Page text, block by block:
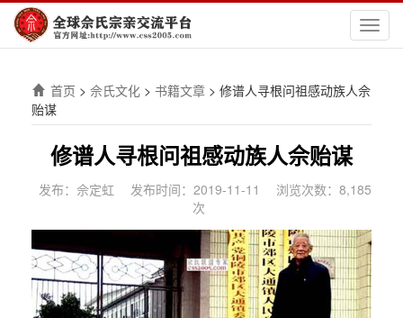
切
换
首页 > 佘氏文化 > 书籍文章 > 修谱人寻根问祖感动族人佘
贻谋
修谱人寻根问祖感动族人佘贻谋
发布：佘定虹 发布时间：2019-11-11
浏览次数：8,185
次